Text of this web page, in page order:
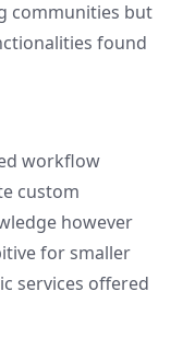
communities but
found
workflow
custom
however
for smaller
services offered